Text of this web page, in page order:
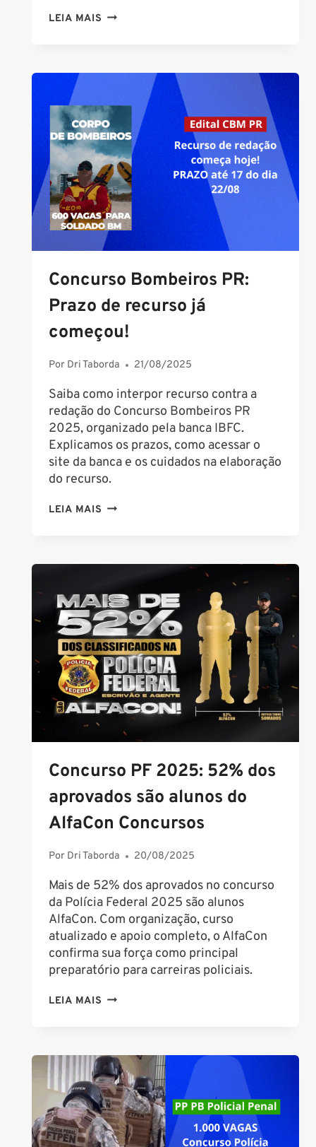
LEIA MAIS PRAZO
CONCURSO
PM
PR
2025
COMEÇA
HOJE!
Concurso Bombeiros PR:
Prazo de recurso já
começou!
Por Dri Taborda 21/08/2025
Saiba como interpor recurso contra a
redação do Concurso Bombeiros PR
2025, organizado pela banca IBFC.
Explicamos os prazos, como acessar o
site da banca e os cuidados na elaboração
do recurso.
LEIA MAIS CONCURSO
RECURSO
JÁ
COMEÇOU!
Concurso PF 2025: 52% dos
aprovados são alunos do
AlfaCon Concursos
Por Dri Taborda 20/08/2025
Mais de 52% dos aprovados no concurso
da Polícia Federal 2025 são alunos
AlfaCon. Com organização, curso
atualizado e apoio completo, o AlfaCon
confirma sua força como principal
preparatório para carreiras policiais.
LEIA MAIS CONCURSO
DOS
APROVADOS
SÃO
ALUNOS
DO